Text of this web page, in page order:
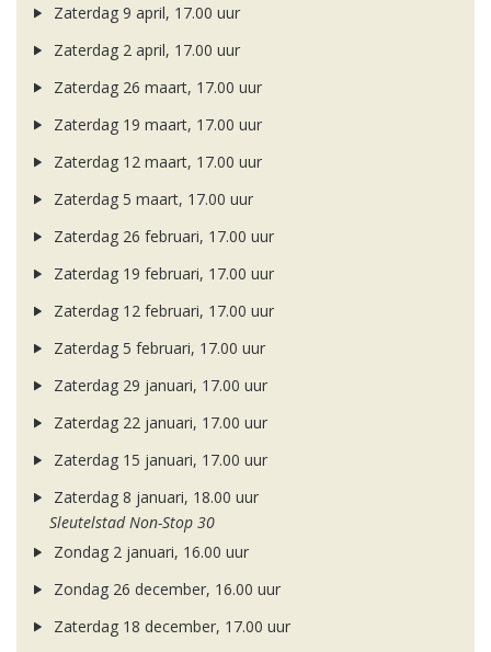
Zaterdag 9 april, 17.00 uur
Zaterdag 2 april, 17.00 uur
Zaterdag 26 maart, 17.00 uur
Zaterdag 19 maart, 17.00 uur
Zaterdag 12 maart, 17.00 uur
Zaterdag 5 maart, 17.00 uur
Zaterdag 26 februari, 17.00 uur
Zaterdag 19 februari, 17.00 uur
Zaterdag 12 februari, 17.00 uur
Zaterdag 5 februari, 17.00 uur
Zaterdag 29 januari, 17.00 uur
Zaterdag 22 januari, 17.00 uur
Zaterdag 15 januari, 17.00 uur
Zaterdag 8 januari, 18.00 uur
Sleutelstad Non-Stop 30
Zondag 2 januari, 16.00 uur
Zondag 26 december, 16.00 uur
Zaterdag 18 december, 17.00 uur